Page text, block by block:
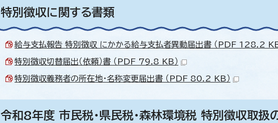
特別徴収に関する書類
給与支払報告 特別徴収 にかかる給与支払者異動届出書 （PDF 128.2 KB
特別徴収切替届出（依頼）書 （PDF 79.8 KB）
特別徴収義務者の所在地・名称変更届出書 （PDF 80.2 KB）
令和8年度 市民税・県民税・森林環境税 特別徴収取扱